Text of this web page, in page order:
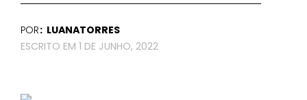
POR LUANATORRES
1 DE JUNHO, 2022